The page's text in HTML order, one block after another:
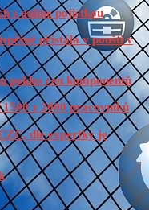
s online pojistkou
přistála v poušti v
pokles cen komponentů
z 2000 pracovníků
dle expertky je